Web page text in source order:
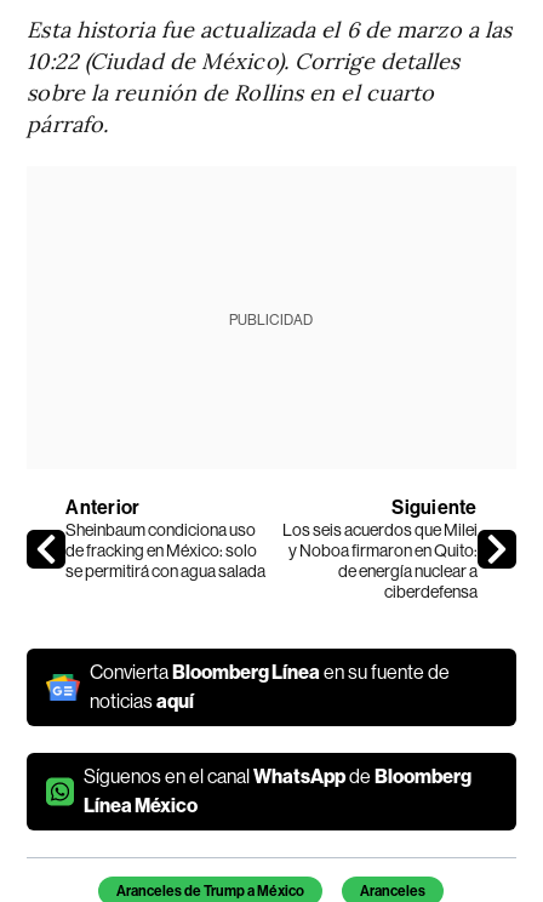
Esta historia fue actualizada el 6 de marzo a las
10:22 (Ciudad de México). Corrige detalles
sobre la reunión de Rollins en el cuarto
párrafo.
PUBLICIDAD
Anterior
Sheinbaum condiciona uso
de fracking en México: solo
se permitirá con agua salada
Siguiente
Los seis acuerdos que Milei
y Noboa firmaron en Quito:
de energía nuclear a
ciberdefensa
ConviertaBloomberg Líneaen su fuente de
noticiasaquí
Síguenos en el canalWhatsAppdeBloomberg
Línea México
Temas de este artículo
Aranceles de Trump a México Aranceles